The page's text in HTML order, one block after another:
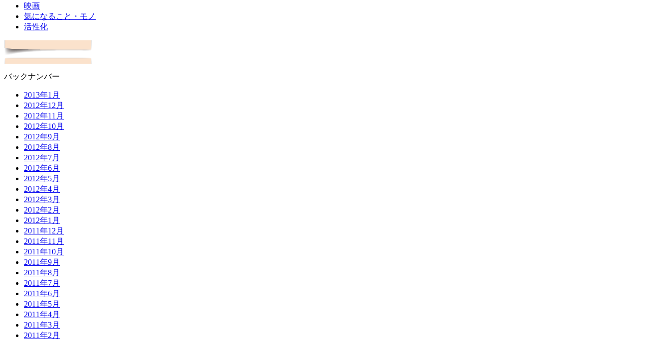
映画
気になること・モノ
活性化
バックナンバー
2013年1月
2012年12月
2012年11月
2012年10月
2012年9月
2012年8月
2012年7月
2012年6月
2012年5月
2012年4月
2012年3月
2012年2月
2012年1月
2011年12月
2011年11月
2011年10月
2011年9月
2011年8月
2011年7月
2011年6月
2011年5月
2011年4月
2011年3月
2011年2月